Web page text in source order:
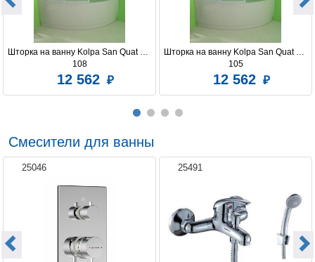
Шторка на ванну Kolpa San Quat TP
108
12 562
Шторка на ванну Kolpa San Quat TP
105
12 562
Смесители для ванны
25046 25491